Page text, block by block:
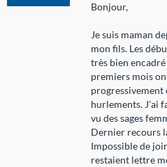
Bonjour,
Je suis maman
mon fils. Les
très bien
premiers mois
progressivement
hurlements. J'ai
vu des sages
Dernier recours
Impossible de
restaient lettre